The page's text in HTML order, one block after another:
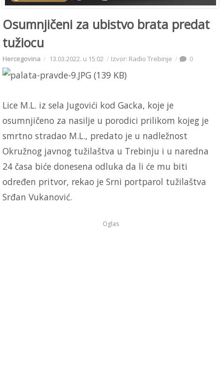
Osumnjičeni za ubistvo brata predat
tužiocu
Hercegovina 13.03.2022. u 15:02 Izvor: Radio Trebinje 0
Lice M.L. iz sela Jugovići kod Gacka, koje je
osumnjičeno za nasilje u porodici prilikom kojeg je
smrtno stradao M.L., predato je u nadležnost
Okružnog javnog tužilaštva u Trebinju i u naredna
24 časa biće donesena odluka da li će mu biti
određen pritvor, rekao je Srni portparol tužilaštva
Srđan Vukanović.
Oglas